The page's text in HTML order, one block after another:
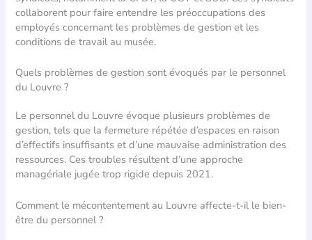
collaborent pour faire entendre les préoccupations des
employés concernant les problèmes de gestion et les
conditions de travail au musée.
Quels problèmes de gestion sont évoqués par le personnel
du Louvre ?
Le personnel du Louvre évoque plusieurs problèmes de
gestion, tels que la fermeture répétée d’espaces en raison
d’effectifs insuffisants et d’une mauvaise administration des
ressources. Ces troubles résultent d’une approche
managériale jugée trop rigide depuis 2021.
Comment le mécontentement au Louvre affecte-t-il le bien-
être du personnel ?